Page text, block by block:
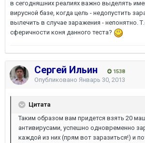
в сегодняшних реалиях важно выделять
вирусной базе, когда цель - недопустить
вылечить в случае заражения - непонятно.
сферичности коня данного теста?
Сергей Ильин 1538
Опубликовано Январь 30, 2013
Цитата
Таким образом вам придется взять 20
антивирусами, успешно одновременно
каждой из них (прям вот заразиться!) и